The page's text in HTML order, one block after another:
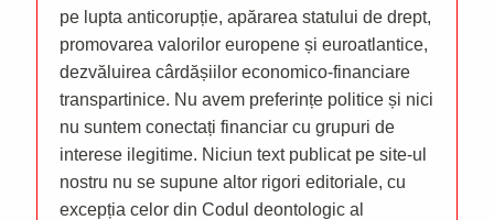
pe lupta anticorupție, apărarea statului de drept,
promovarea valorilor europene și euroatlantice,
dezvăluirea cârdășiilor economico-financiare
transpartinice. Nu avem preferințe politice și nici
nu suntem conectați financiar cu grupuri de
interese ilegitime. Niciun text publicat pe site-ul
nostru nu se supune altor rigori editoriale, cu
excepția celor din Codul deontologic al